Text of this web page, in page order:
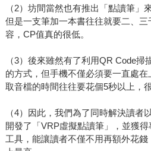
（2）坊間當然也有推出「點讀筆」
但是一支筆加一本書往往就要二、
容，CP值真的很低。
（3）後來雖然有了利用QR Code
的方式，但手機不僅必須要一直處
取音檔的時間往往要花個5秒以上，
（4）因此，我們為了同時解決讀者
開發了「VRP虛擬點讀筆」，並獲
工具，能讓讀者不僅不用再額外花